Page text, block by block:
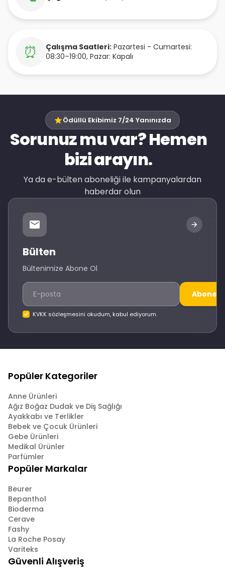
⏰ Çalışma Saatleri: Pazartesi - Cumartesi:
08:30–19:00, Pazar: Kapalı
Ödüllü Ekibimiz 7/24 Yanınızda
Sorunuz mu var? Hemen
bizi arayın.
Ya da e-bülten aboneliği ile kampanyalardan
haberdar olun
Bülten
Bültenimize Abone Ol
Abone
KVKK sözleşmesini okudum, kabul ediyorum.
Popüler Kategoriler
Anne Ürünleri
Ağız Boğaz Dudak ve Diş Sağlığı
Ayakkabı ve Terlikler
Bebek ve Çocuk Ürünleri
Gebe Ürünleri
Medikal Ürünler
Parfümler
Popüler Markalar
Beurer
Bepanthol
Bioderma
Cerave
Fashy
La Roche Posay
Variteks
Güvenli Alışveriş